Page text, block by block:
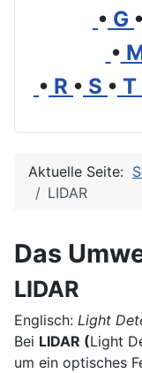
• G •
•
• R • S • T
Aktuelle Seite:
LIDAR
Das
LIDAR
Englisch: Light
Bei LIDAR (Light
um ein optisches